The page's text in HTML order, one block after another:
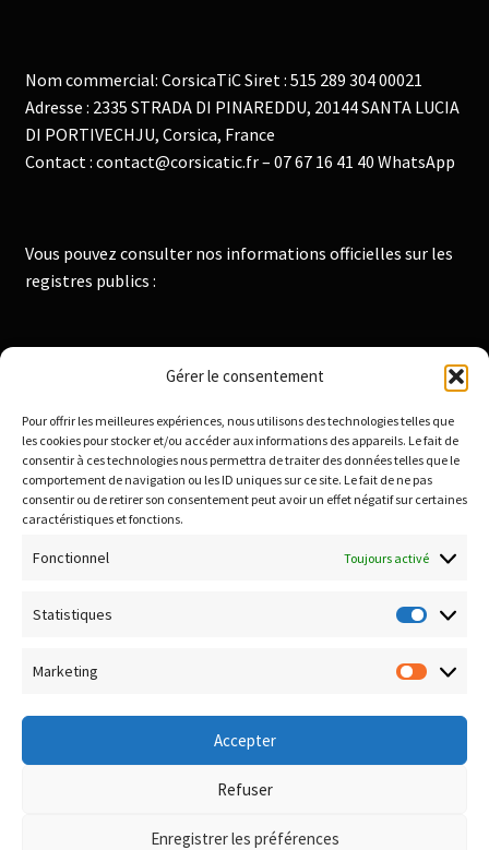
Gérer le consentement
Pour offrir les meilleures expériences, nous utilisons des technologies telles que
les cookies pour stocker et/ou accéder aux informations des appareils. Le fait de
consentir à ces technologies nous permettra de traiter des données telles que le
comportement de navigation ou les ID uniques sur ce site. Le fait de ne pas
consentir ou de retirer son consentement peut avoir un effet négatif sur certaines
caractéristiques et fonctions.
Fonctionnel Toujours activé
Statistiques
Marketing
Accepter
Refuser
Enregistrer les préférences
Nom commercial: CorsicaTiC Siret : 515 289 304 00021
Adresse : 2335 STRADA DI PINAREDDU, 20144 SANTA LUCIA
DI PORTIVECHJU, Corsica, France
Contact : contact@corsicatic.fr – 07 67 16 41 40 WhatsApp
Vous pouvez consulter nos informations officielles sur les
registres publics :
Institut National de la Propriété Industrielle :
Infogreffe : https://www.infogreffe.fr
Politique de confidentialité
Paiement sécurisé
© Boutique Corsica TiC 2026
Politique de confidentialité
Built with WooCommerce